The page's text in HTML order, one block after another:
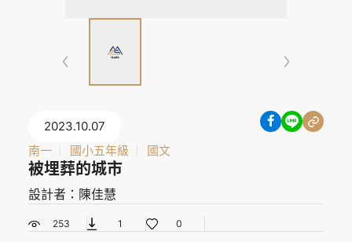
2023.10.07
南一
國小五年級 國文
被埋葬的城市
設計者：陳佳慧
253 1 0